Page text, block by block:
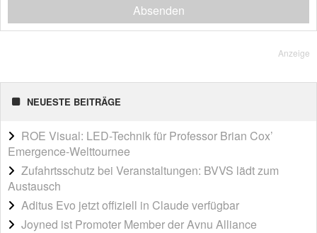
Absenden
Anzeige
NEUESTE BEITRÄGE
ROE Visual: LED-Technik für Professor Brian Cox’
Emergence-Welttournee
Zufahrtsschutz bei Veranstaltungen: BVVS lädt zum
Austausch
Aditus Evo jetzt offiziell in Claude verfügbar
Joyned ist Promoter Member der Avnu Alliance